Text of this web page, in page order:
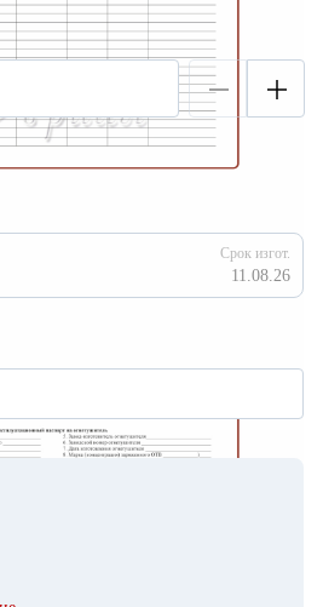
Срок изгот.
11.08.26